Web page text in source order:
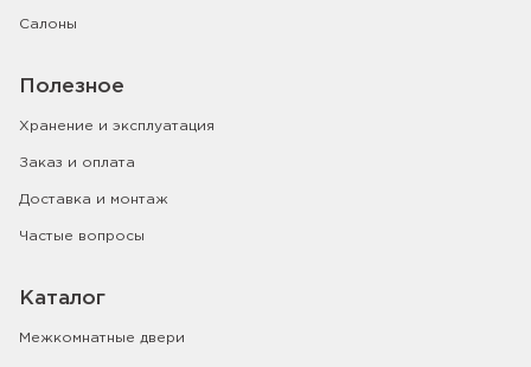
Салоны
Полезное
Хранение и эксплуатация
Заказ и оплата
Доставка и монтаж
Частые вопросы
Каталог
Межкомнатные двери